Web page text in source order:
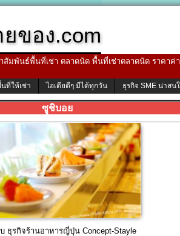
ของ.com
สัมพันธ์พื้นที่เช่า ตลาดนัด พื้นที่เช่าตลาดนัด ราคา
ที่ให้เช่า ไอเดียดีๆ มีได้ทุกวัน ธุรกิจ SME น่าสน
ซูชิบอย
ธุรกิจร้านอาหารญี่ปุ่น Concept-Stayle